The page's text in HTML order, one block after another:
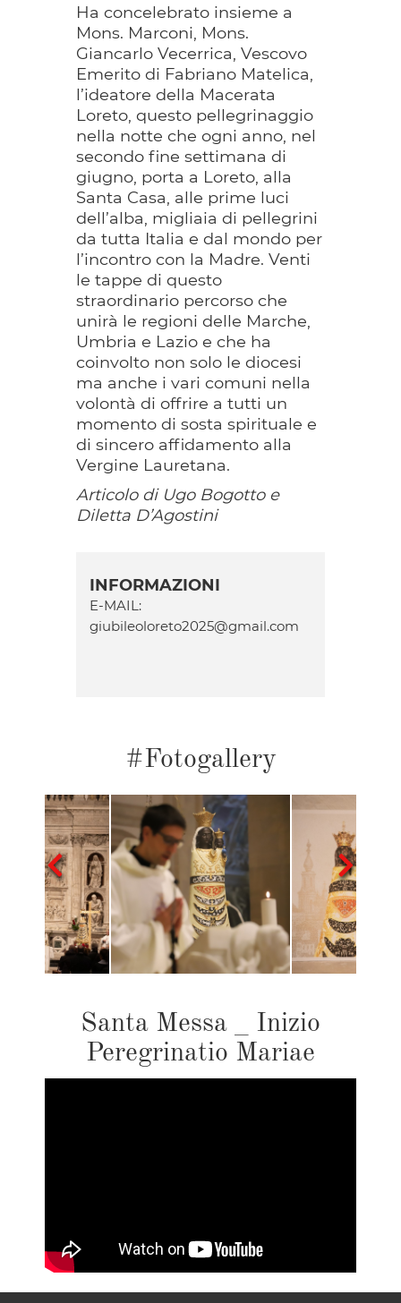
Ha concelebrato insieme a
Mons. Marconi, Mons.
Giancarlo Vecerrica, Vescovo
Emerito di Fabriano Matelica,
l’ideatore della Macerata
Loreto, questo pellegrinaggio
nella notte che ogni anno, nel
secondo fine settimana di
giugno, porta a Loreto, alla
Santa Casa, alle prime luci
dell’alba, migliaia di pellegrini
da tutta Italia e dal mondo per
l’incontro con la Madre. Venti
le tappe di questo
straordinario percorso che
unirà le regioni delle Marche,
Umbria e Lazio e che ha
coinvolto non solo le diocesi
ma anche i vari comuni nella
volontà di offrire a tutti un
momento di sosta spirituale e
di sincero affidamento alla
Vergine Lauretana.
Articolo di Ugo Bogotto e
Diletta D’Agostini
INFORMAZIONI
E-MAIL:
giubileoloreto2025@gmail.com
#Fotogallery
Santa Messa _ Inizio
Peregrinatio Mariae